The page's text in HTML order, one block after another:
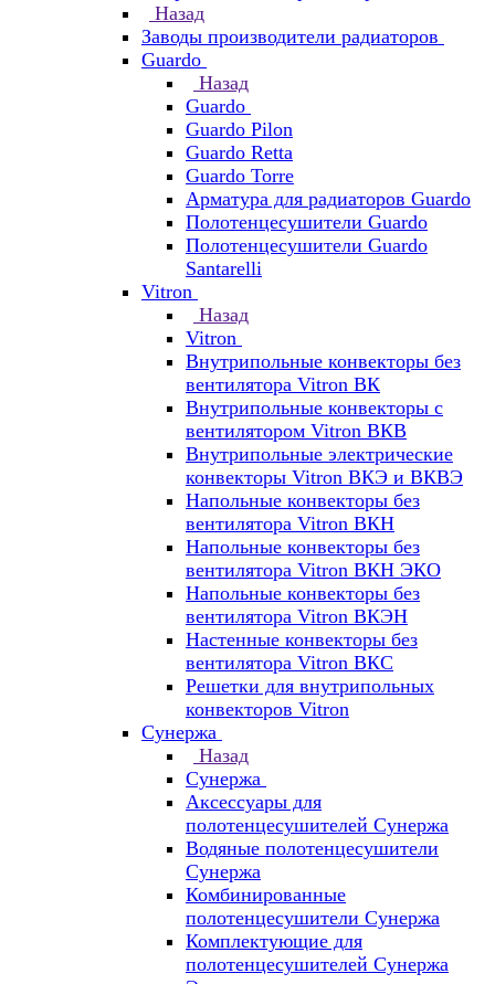
Назад
Заводы производители радиаторов
Guardo
Назад
Guardo
Guardo Pilon
Guardo Retta
Guardo Torre
Арматура для радиаторов Guardo
Полотенцесушители Guardo
Полотенцесушители Guardo
Santarelli
Vitron
Назад
Vitron
Внутрипольные конвекторы без
вентилятора Vitron ВК
Внутрипольные конвекторы с
вентилятором Vitron ВКВ
Внутрипольные электрические
конвекторы Vitron ВКЭ и ВКВЭ
Напольные конвекторы без
вентилятора Vitron ВКН
Напольные конвекторы без
вентилятора Vitron ВКН ЭКО
Напольные конвекторы без
вентилятора Vitron ВКЭН
Настенные конвекторы без
вентилятора Vitron ВКС
Решетки для внутрипольных
конвекторов Vitron
Сунержа
Назад
Сунержа
Аксессуары для
полотенцесушителей Сунержа
Водяные полотенцесушители
Сунержа
Комбинированные
полотенцесушители Сунержа
Комплектующие для
полотенцесушителей Сунержа